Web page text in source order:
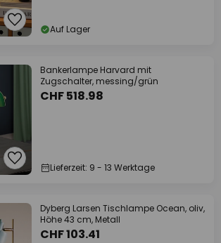
Auf Lager
Bankerlampe Harvard mit
Zugschalter, messing/grün
CHF 518.98
Lieferzeit: 9 - 13 Werktage
Dyberg Larsen Tischlampe Ocean, oliv,
Höhe 43 cm, Metall
CHF 103.41